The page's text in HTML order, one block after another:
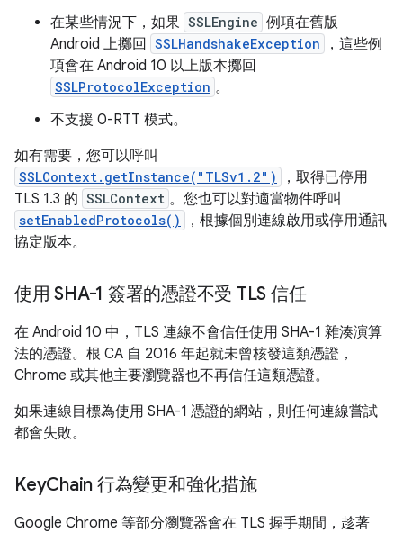
在某些情況下，如果 SSLEngine 例項在舊版
Android 上擲回
SSLHandshakeException
，這些例
項會在 Android 10 以上版本擲回
SSLProtocolException 。
不支援 0-RTT 模式。
如有需要，您可以呼叫
SSLContext.getInstance("TLSv1.2")
，取得已停用
TLS 1.3 的 SSLContext 。您也可以對適當物件呼叫
setEnabledProtocols()
，根據個別連線啟用或停用通訊
協定版本。
使用 SHA-1 簽署的憑證不受 TLS 信任
在 Android 10 中，TLS 連線不會信任使用 SHA-1 雜湊演算
法的憑證。根 CA 自 2016 年起就未曾核發這類憑證，
Chrome 或其他主要瀏覽器也不再信任這類憑證。
如果連線目標為使用 SHA-1 憑證的網站，則任何連線嘗試
都會失敗。
KeyChain 行為變更和強化措施
Google Chrome 等部分瀏覽器會在 TLS 握手期間，趁著